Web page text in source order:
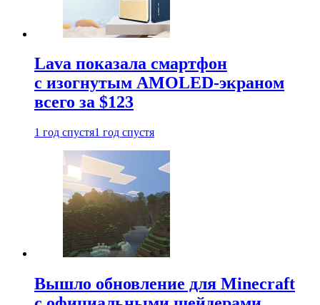
Lava показала смартфон
с изогнутым AMOLED-экраном
всего за $123
1 год спустя1 год спустя
Вышло обновление для Minecraft